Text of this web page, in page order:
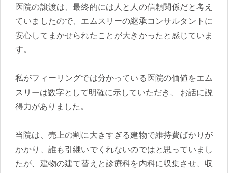
医院の譲渡は、最終的には人と人の信頼関係だと考え
ていましたので、エムスリーの継承コンサルタントに
安心してまかせられたことが大きかったと感じていま
す。
私がフィーリングでは分かっている医院の価値をエム
スリーは数字として明確に示していただき、 お話に説
得力がありました。
当院は、売上の割に大きすぎる建物で維持費ばかりが
かかり、誰も引継いでくれないのではと思っていまし
たが、建物の建て替えと診療科を内科に収集させ、収